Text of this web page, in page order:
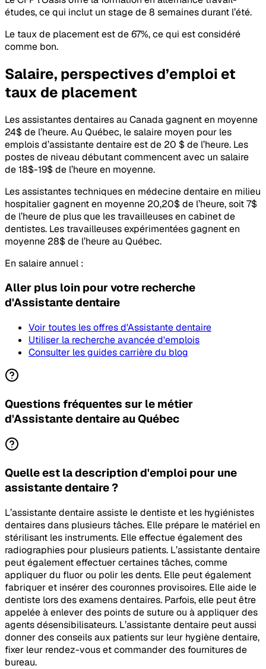
études, ce qui inclut un stage de 8 semaines durant l’été.
Le taux de placement est de 67%, ce qui est considéré
comme bon.
Salaire, perspectives d’emploi et
taux de placement
Les assistantes dentaires au Canada gagnent en moyenne
24$ de l’heure. Au Québec, le salaire moyen pour les
emplois d’assistante dentaire est de 20 $ de l’heure. Les
postes de niveau débutant commencent avec un salaire
de 18$-19$ de l’heure en moyenne.
Les assistantes techniques en médecine dentaire en milieu
hospitalier gagnent en moyenne 20,20$ de l’heure, soit 7$
de l’heure de plus que les travailleuses en cabinet de
dentistes. Les travailleuses expérimentées gagnent en
moyenne 28$ de l’heure au Québec.
En salaire annuel :
Aller plus loin pour votre recherche
d'Assistante dentaire
Voir toutes les offresd'Assistante dentaire
Utiliser la recherche avancée d'emplois
Consulter les guides carrière du blog
Questions fréquentes sur le métier
d'Assistante dentaire au Québec
Quelle est la description d'emploi pour une
assistante dentaire ?
L’assistante dentaire assiste le dentiste et les hygiénistes
dentaires dans plusieurs tâches. Elle prépare le matériel en
stérilisant les instruments. Elle effectue également des
radiographies pour plusieurs patients. L’assistante dentaire
peut également effectuer certaines tâches, comme
appliquer du fluor ou polir les dents. Elle peut également
fabriquer et insérer des couronnes provisoires. Elle aide le
dentiste lors des examens dentaires. Parfois, elle peut être
appelée à enlever des points de suture ou à appliquer des
agents désensibilisateurs. L’assistante dentaire peut aussi
donner des conseils aux patients sur leur hygiène dentaire,
fixer leur rendez-vous et commander des fournitures de
bureau.